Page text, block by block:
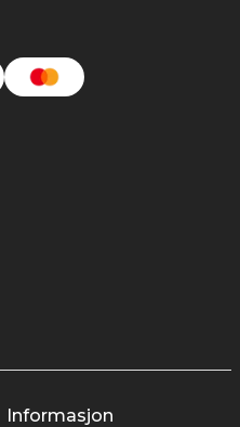
Informasjon